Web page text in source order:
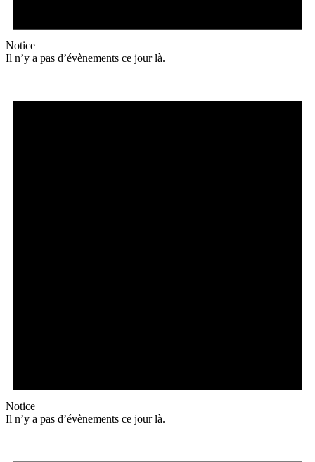
Notice
Il n’y a pas d’évènements ce jour là.
Notice
Il n’y a pas d’évènements ce jour là.